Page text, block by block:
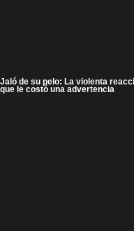
Jaló de su pelo: La violenta
que le costó una advertencia